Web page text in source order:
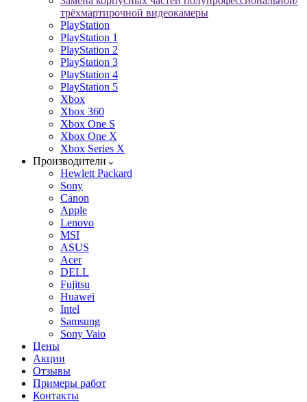
трёхмартирочной видеокамеры
PlayStation
PlayStation 1
PlayStation 2
PlayStation 3
PlayStation 4
PlayStation 5
Xbox
Xbox 360
Xbox One S
Xbox One X
Xbox Series X
Производители
Hewlett Packard
Sony
Canon
Apple
Lenovo
MSI
ASUS
Acer
DELL
Fujitsu
Huawei
Intel
Samsung
Sony Vaio
Цены
Акции
Отзывы
Примеры работ
Контакты